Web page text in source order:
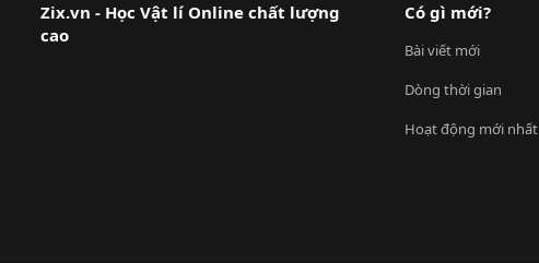
Zix.vn - Học Vật lí Online chất lượng
cao
Có gì mới?
Bài viết mới
Dòng thời gian
Hoạt động mới nhất